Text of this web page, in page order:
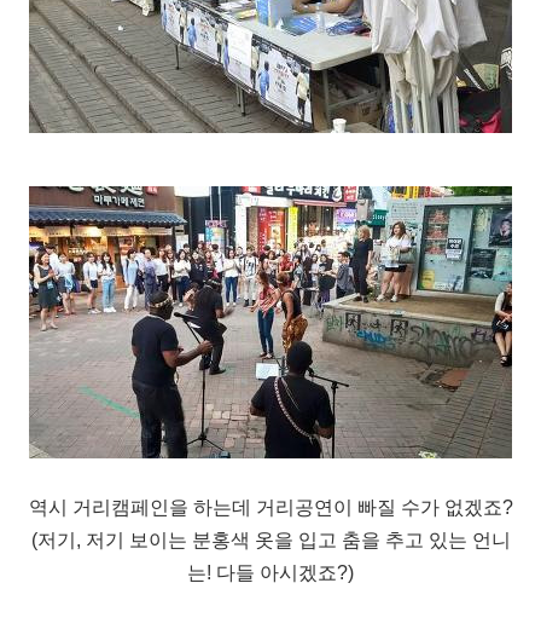
역시 거리캠페인을 하는데 거리공연이 빠질 수가 없겠죠?
(저기, 저기 보이는 분홍색 옷을 입고 춤을 추고 있는 언니
는! 다들 아시겠죠?)